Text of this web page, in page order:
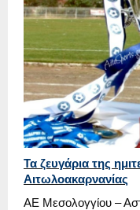
Τα ζευγάρια της
Αιτωλοακαρνανίας
ΑΕ Μεσολογγίου –